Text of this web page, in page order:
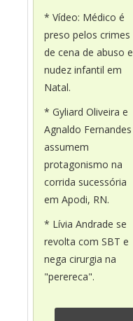
* Vídeo: Médico é
preso pelos crimes
de cena de abuso e
nudez infantil em
Natal.
* Gyliard Oliveira e
Agnaldo Fernandes
assumem
protagonismo na
corrida sucessória
em Apodi, RN.
* Lívia Andrade se
revolta com SBT e
nega cirurgia na
"perereca".